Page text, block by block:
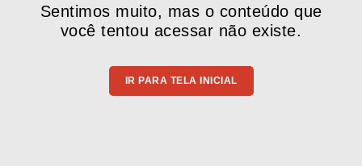
Sentimos muito, mas o conteúdo que
você tentou acessar não existe.
IR PARA TELA INICIAL